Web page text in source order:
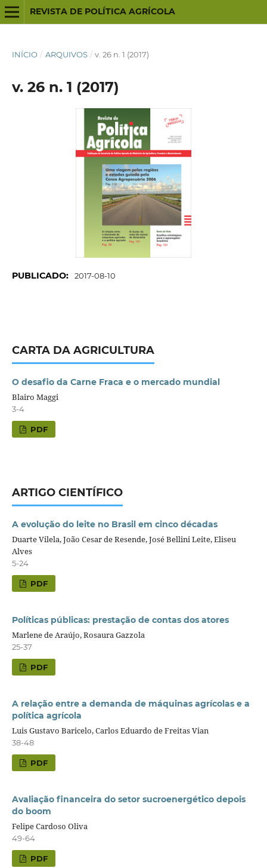
REVISTA DE POLÍTICA AGRÍCOLA
INÍCIO / ARQUIVOS / v. 26 n. 1 (2017)
v. 26 n. 1 (2017)
PUBLICADO: 2017-08-10
CARTA DA AGRICULTURA
O desafio da Carne Fraca e o mercado mundial
Blairo Maggi
3-4
PDF
ARTIGO CIENTÍFICO
A evolução do leite no Brasil em cinco décadas
Duarte Vilela, João Cesar de Resende, José Bellini Leite, Eliseu
Alves
5-24
PDF
Políticas públicas: prestação de contas dos atores
Marlene de Araújo, Rosaura Gazzola
25-37
PDF
A relação entre a demanda de máquinas agrícolas e a
política agrícola
Luis Gustavo Baricelo, Carlos Eduardo de Freitas Vian
38-48
PDF
Avaliação financeira do setor sucroenergético depois
do boom
Felipe Cardoso Oliva
49-64
PDF